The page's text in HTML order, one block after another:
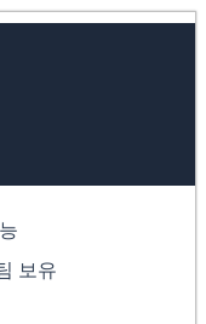
보유